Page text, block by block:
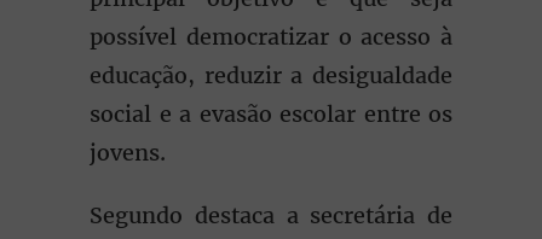
possível democratizar o acesso à
educação, reduzir a desigualdade
social e a evasão escolar entre os
jovens.
Segundo destaca a secretária de